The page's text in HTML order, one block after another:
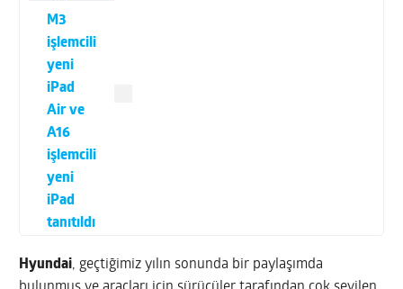
M3
işlemcili
yeni
iPad
Air ve
A16
işlemcili
yeni
iPad
tanıtıldı
Hyundai, geçtiğimiz yılın sonunda bir paylaşımda